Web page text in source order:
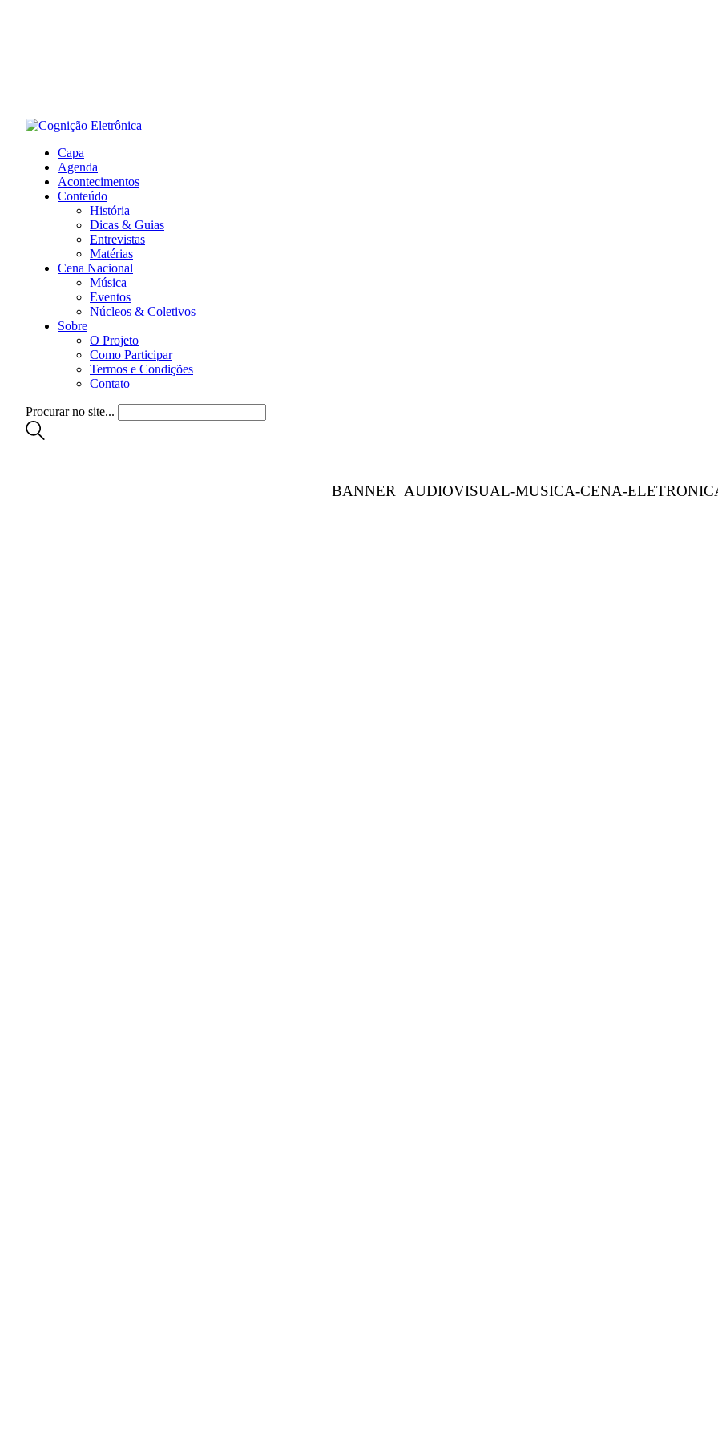
Capa
Agenda
Acontecimentos
Conteúdo
História
Dicas & Guias
Entrevistas
Matérias
Cena Nacional
Música
Eventos
Núcleos & Coletivos
Sobre
O Projeto
Como Participar
Termos e Condições
Contato
Procurar no site...
BANNER_AUDIOVISUAL-MUSICA-CENA-